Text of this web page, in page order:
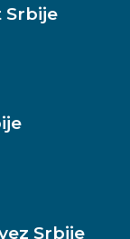
Srbije
Srbije